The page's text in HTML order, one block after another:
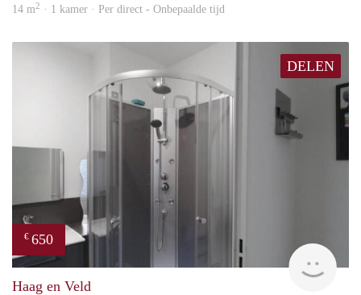
14 m2 · 1 kamer · Per direct - Onbepaalde tijd
DELEN
€ 650
Haag en Veld